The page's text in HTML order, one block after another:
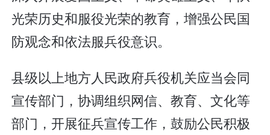
光荣历史和服役光荣的教育，增强公民国
防观念和依法服兵役意识。
县级以上地方人民政府兵役机关应当会同
宣传部门，协调组织网信、教育、文化等
部门，开展征兵宣传工作，鼓励公民积极